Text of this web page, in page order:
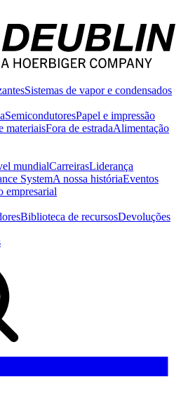
Sistemas de vapor e condensados
SemicondutoresPapel e impressão
materiaisFora de estradaAlimentação
mundialCarreirasLiderança
SystemA nossa históriaEventos
empresarial
Biblioteca de recursosDevoluções